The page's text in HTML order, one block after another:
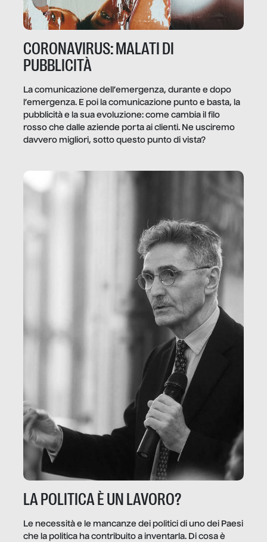
CORONAVIRUS: MALATI DI
PUBBLICITÀ
La comunicazione dell’emergenza, durante e dopo
l’emergenza. E poi la comunicazione punto e basta, la
pubblicità e la sua evoluzione: come cambia il filo
rosso che dalle aziende porta ai clienti. Ne usciremo
davvero migliori, sotto questo punto di vista?
LA POLITICA È UN LAVORO?
Le necessità e le mancanze dei politici di uno dei Paesi
che la politica ha contribuito a inventarla. Di cosa è